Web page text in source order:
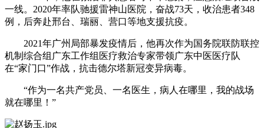
一线。2020年率队驰援雷神山医院，奋战73天，收治患者348
例，后奔赴邢台、瑞丽、营口等地支援抗疫。
2021年广州局部暴发疫情后，他再次作为国务院联防联控
机制综合组广东工作组医疗救治专家带领广东中医医疗队
在“家门口”作战，抗击德尔塔新冠变异病毒。
“作为一名共产党员、一名医生，病人在哪里，我的战场
就在哪里！”